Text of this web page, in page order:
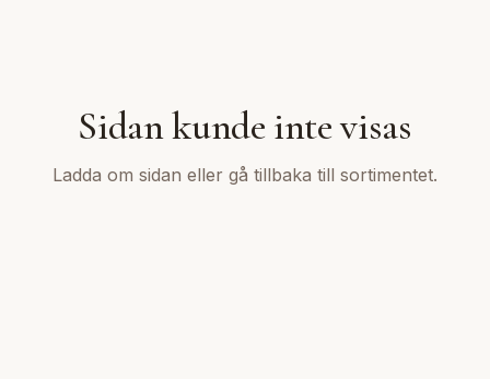
Sidan kunde inte visas
Ladda om sidan eller gå tillbaka till sortimentet.